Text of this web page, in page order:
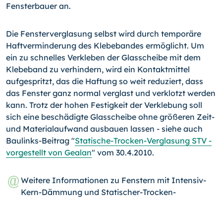
Fensterbauer an.
Die Fensterverglasung selbst wird durch temporäre
Haftverminderung des Klebebandes ermöglicht. Um
ein zu schnelles Verkleben der Glasscheibe mit dem
Klebeband zu ver­hindern, wird ein Kontaktmittel
aufgespritzt, das die Haftung so weit reduziert, dass
das Fenster ganz normal verglast und verklotzt werden
kann. Trotz der hohen Festig­keit der Verklebung soll
sich eine beschädigte Glasscheibe ohne größeren Zeit-
und Materialaufwand ausbauen lassen - siehe auch
Baulinks-Beitrag "Statische-Trocken-Verglasung STV -
vorgestellt von Gealan" vom 30.4.2010.
Weitere Informationen zu Fenstern mit Intensiv-
Kern-Dämmung und Statischer-Trocken-